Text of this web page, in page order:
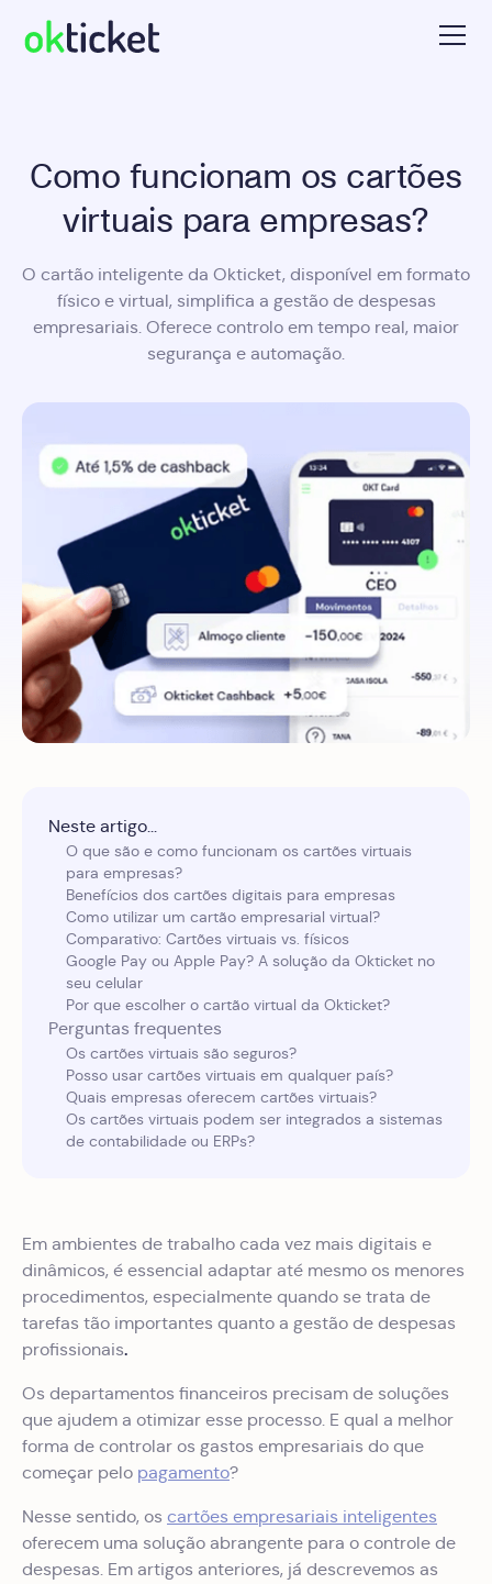
Como funcionam os cartões
virtuais para empresas?
O cartão inteligente da Okticket, disponível em formato
físico e virtual, simplifica a gestão de despesas
empresariais. Oferece controlo em tempo real, maior
segurança e automação.
Neste artigo...
O que são e como funcionam os cartões virtuais
para empresas?
Benefícios dos cartões digitais para empresas
Como utilizar um cartão empresarial virtual?
Comparativo: Cartões virtuais vs. físicos
Google Pay ou Apple Pay? A solução da Okticket no
seu celular
Por que escolher o cartão virtual da Okticket?
Perguntas frequentes
Os cartões virtuais são seguros?
Posso usar cartões virtuais em qualquer país?
Quais empresas oferecem cartões virtuais?
Os cartões virtuais podem ser integrados a sistemas
de contabilidade ou ERPs?
Em ambientes de trabalho cada vez mais digitais e
dinâmicos, é essencial adaptar até mesmo os menores
procedimentos, especialmente quando se trata de
tarefas tão importantes quanto a gestão de despesas
profissionais.
Os departamentos financeiros precisam de soluções
que ajudem a otimizar esse processo. E qual a melhor
forma de controlar os gastos empresariais do que
começar pelo pagamento?
Nesse sentido, os cartões empresariais inteligentes
oferecem uma solução abrangente para o controle de
despesas. Em artigos anteriores, já descrevemos as